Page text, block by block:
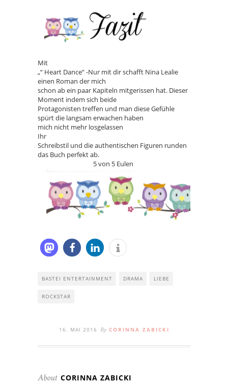
Mit
„“ Heart Dance“ -Nur mit dir schafft Nina Lealie
einen Roman der mich
schon ab ein paar Kapiteln mitgerissen hat. Dieser
Moment indem sich beide
Protagonisten treffen und man diese Gefühle
spürt die langsam erwachen haben
mich nicht mehr losgelassen
Ihr
Schreibstil und die authentischen Figuren runden
das Buch perfekt ab.
5 von 5 Eulen
BASTEI ENTERTAINMENT DRAMA LIEBE
ROCKSTAR
16. MAI 2016 By CORINNA ZABICKI
About CORINNA ZABICKI